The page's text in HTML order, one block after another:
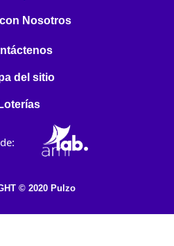
Nosotros
del sitio
Loterías
© 2020 Pulzo